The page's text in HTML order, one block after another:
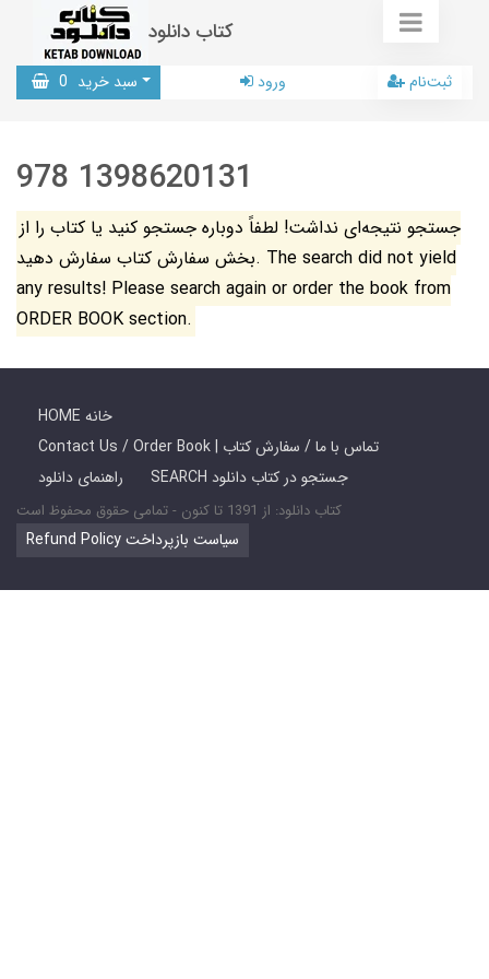
کتاب دانلود
سبد خرید 0 ورود ثبت‌نام
978 1398620131
جستجو نتیجه‌ای نداشت! لطفاً دوباره جستجو کنید یا کتاب را از
بخش سفارش کتاب سفارش دهید. The search did not yield
any results! Please search again or order the book from
ORDER BOOK section.
HOME خانه
Contact Us / Order Book | تماس با ما / سفارش کتاب
راهنمای دانلود
SEARCH جستجو در کتاب دانلود
کتاب دانلود: از 1391 تا کنون - تمامی حقوق محفوظ است
Refund Policy سیاست بازپرداخت